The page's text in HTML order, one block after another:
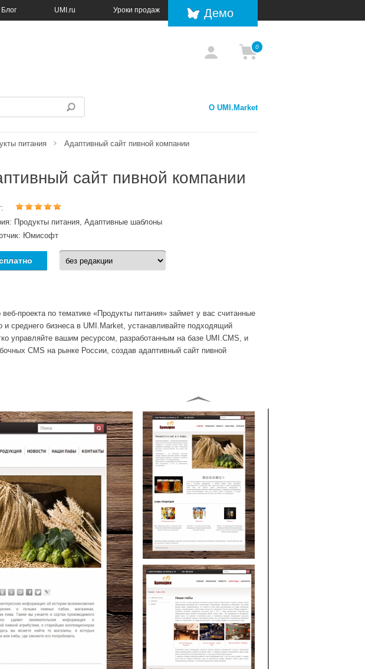
Блог UMI.ru Уроки продаж Демо
0
О UMI.Market
питания Адаптивный сайт пивной компании
сайт пивной компании
Продукты питания, Адаптивные шаблоны
Юмисофт
проекта по тематике «Продукты питания» займет у вас считанные
среднего бизнеса в UMI.Market, устанавливайте подходящий
управляйте вашим ресурсом, разработанным на базе UMI.CMS, и
CMS на рынке России, создав адаптивный сайт пивной